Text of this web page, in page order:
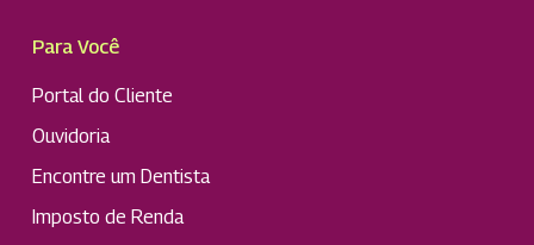
Para Você
Portal do Cliente
Ouvidoria
Encontre um Dentista
Imposto de Renda